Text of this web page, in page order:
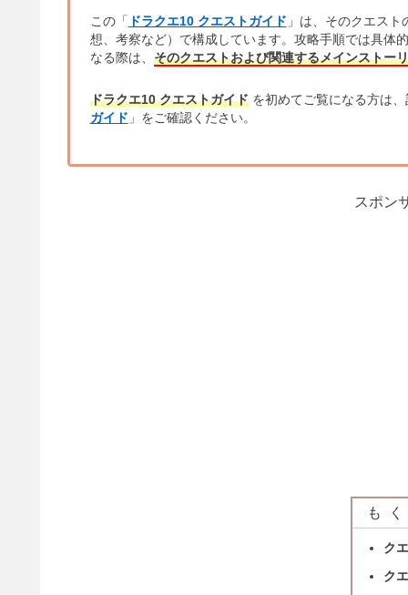
この「 ドラクエ10 クエストガイド 」は、そのクエスト
想、考察など）で構成しています。攻略手順では具体
なる際は、 そのクエストおよび関連するメインストー
ドラクエ10 クエストガイドを初めてご覧になる方は
ガイド 」をご確認ください。
スポン
も
ク
ク